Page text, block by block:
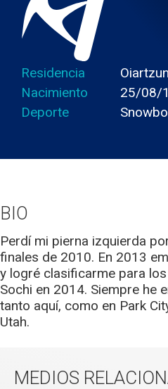
Residencia
Oiartzun
Nacimiento
25/08/
Deporte
BIO
Perdí mi pierna izquierda
finales de 2010. En 2013
y logré clasificarme para
Sochi en 2014. Siempre he
tanto aquí, como en Park
Utah.
MEDIOS